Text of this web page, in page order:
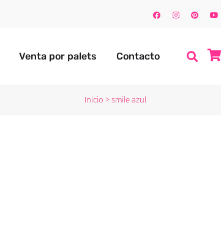
Venta por palets Contacto
Inicio >smile azul